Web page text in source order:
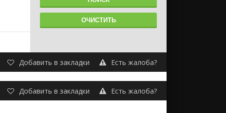
Добавить в закладки Есть жалоба?
Добавить в закладки Есть жалоба?